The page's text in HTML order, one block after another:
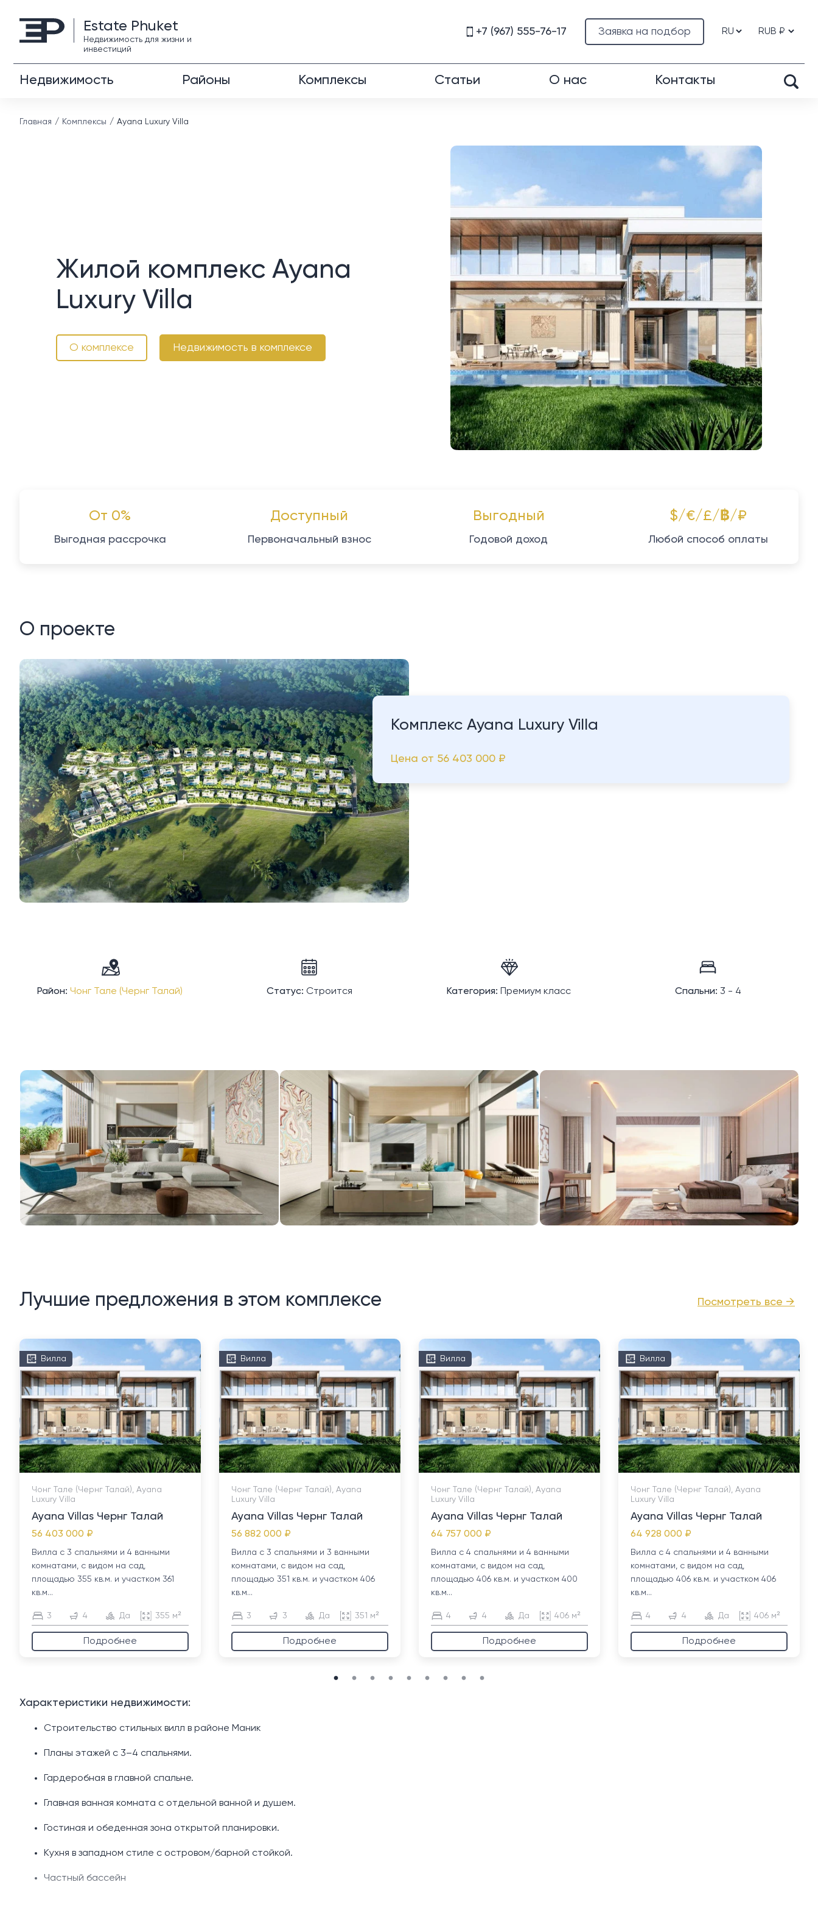
Estate Phuket
Недвижимость для жизни и
инвестиций
Заявка на подбор
+7 (967) 555-76-17
Недвижимость Районы Комплексы Статьи О нас Контакты
Главная Комплексы Ayana Luxury Villa
Жилой комплекс Ayana
Luxury Villa
О комплексе Недвижимость в комплексе
От 0%
Выгодная рассрочка
Доступный
Первоначальный взнос
Выгодный
Годовой доход
$/€/£/฿/₽
Любой способ оплаты
О проекте
Комплекс Ayana Luxury Villa
Цена от 56 403 000 ₽
Район: Чонг Тале (Чернг Талай) Статус: Строится Категория: Премиум класс Спальни: 3 - 4
Посмотреть все →
Лучшие предложения в этом комплексе
Вилла
Чонг Тале (Чернг Талай), Ayana
Luxury Villa
Ayana Villas Чернг Талай
56 403 000 ₽
Вилла с 3 спальнями и 4 ванными
комнатами, с видом на сад,
площадью 355 кв.м. и участком 361
кв.м...
3 4 Да 355 м²
Подробнее
Вилла
Чонг Тале (Чернг Талай), Ayana
Luxury Villa
Ayana Villas Чернг Талай
56 882 000 ₽
Вилла с 3 спальнями и 3 ванными
комнатами, с видом на сад,
площадью 351 кв.м. и участком 406
кв.м...
3 3 Да 351 м²
Подробнее
Вилла
Чонг Тале (Чернг Талай), Ayana
Luxury Villa
Ayana Villas Чернг Талай
64 757 000 ₽
Вилла с 4 спальнями и 4 ванными
комнатами, с видом на сад,
площадью 406 кв.м. и участком 400
кв.м...
4 4 Да 406 м²
Подробнее
Вилла
Чонг Тале (Чернг Талай), Ayana
Luxury Villa
Ayana Villas Чернг Талай
64 928 000 ₽
Вилла с 4 спальнями и 4 ванными
комнатами, с видом на сад,
площадью 406 кв.м. и участком 406
кв.м...
4 4 Да 406 м²
Подробнее
Характеристики недвижимости:
Строительство стильных вилл в районе Маник
Планы этажей с 3–4 спальнями.
Гардеробная в главной спальне.
Главная ванная комната с отдельной ванной и душем.
Гостиная и обеденная зона открытой планировки.
Кухня в западном стиле с островом/барной стойкой.
Частный бассейн